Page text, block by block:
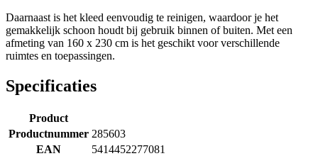
Daarnaast is het kleed eenvoudig te reinigen, waardoor je het
gemakkelijk schoon houdt bij gebruik binnen of buiten. Met een
afmeting van 160 x 230 cm is het geschikt voor verschillende
ruimtes en toepassingen.
Specificaties
Product
Productnummer 285603
EAN
5414452277081